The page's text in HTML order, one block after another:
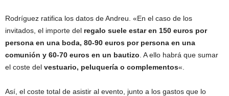
Rodríguez ratifica los datos de Andreu. «En el caso de los
invitados, el importe del regalo suele estar en 150 euros por
persona en una boda, 80-90 euros por persona en una
comunión y 60-70 euros en un bautizo . A ello habrá que sumar
el coste del vestuario, peluquería o complementos«.
Así, el coste total de asistir al evento, junto a los gastos que lo